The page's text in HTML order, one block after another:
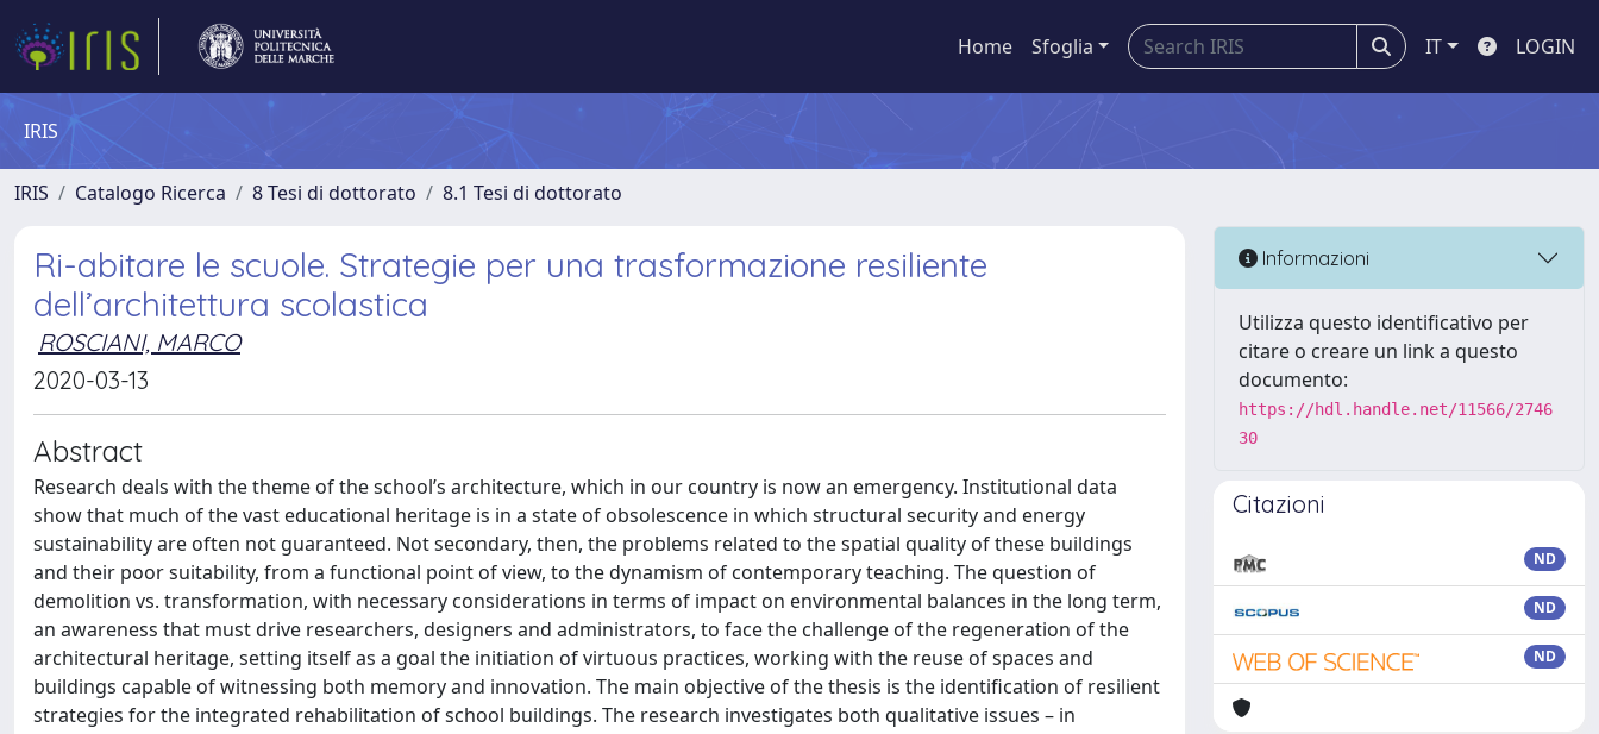
Home Sfoglia IT LOGIN
IRIS
IRIS Catalogo Ricerca 8 Tesi di dottorato 8.1 Tesi di dottorato
Ri-abitare le scuole. Strategie per una trasformazione resiliente
dell’architettura scolastica
ROSCIANI, MARCO
2020-03-13
Abstract
Research deals with the theme of the school’s architecture, which in our country is now an emergency. Institutional data
show that much of the vast educational heritage is in a state of obsolescence in which structural security and energy
sustainability are often not guaranteed. Not secondary, then, the problems related to the spatial quality of these buildings
and their poor suitability, from a functional point of view, to the dynamism of contemporary teaching. The question of
demolition vs. transformation, with necessary considerations in terms of impact on environmental balances in the long term,
an awareness that must drive researchers, designers and administrators, to face the challenge of the regeneration of the
architectural heritage, setting itself as a goal the initiation of virtuous practices, working with the reuse of spaces and
buildings capable of witnessing both memory and innovation. The main objective of the thesis is the identification of resilient
strategies for the integrated rehabilitation of school buildings. The research investigates both qualitative issues – in
Informazioni
Utilizza questo identificativo per
citare o creare un link a questo
documento:
https://hdl.handle.net/11566/2746
30
Citazioni
ND
ND
ND